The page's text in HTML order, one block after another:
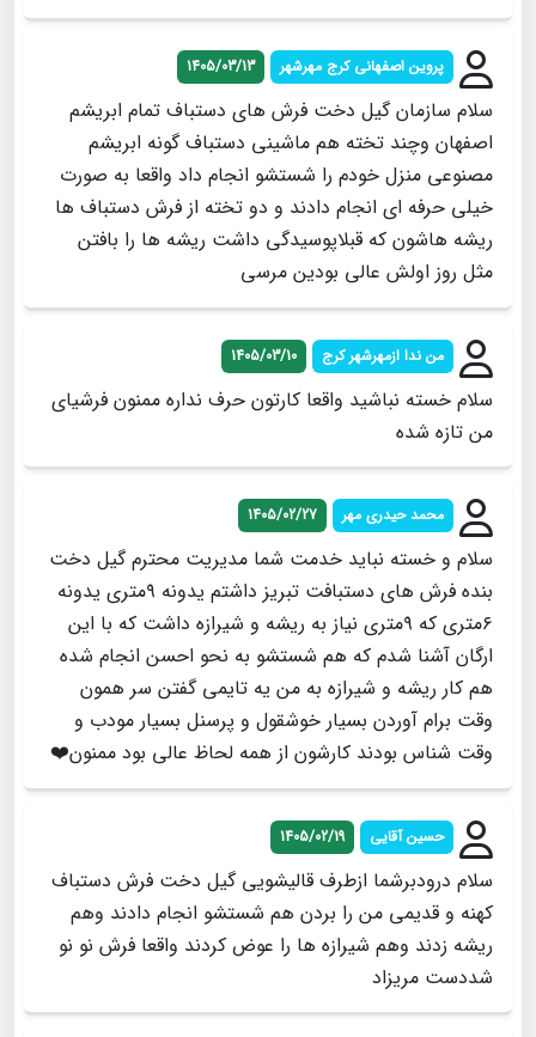
پروین اصفهانی کرج مهرشهر 1405/03/13
سلام سازمان گیل دخت فرش های دستباف تمام ابریشم
اصفهان وچند تخته هم ماشینی دستباف گونه ابریشم
مصنوعی منزل خودم را شستشو انجام داد واقعا به صورت
خیلی حرفه ای انجام دادند و دو تخته از فرش دستباف ها
ریشه هاشون که قبلاپوسیدگی داشت ریشه ها را بافتن
مثل روز اولش عالی بودین مرسی
من ندا ازمهرشهر کرج 1405/03/10
سلام خسته نباشید واقعا کارتون حرف نداره ممنون فرشیای
من تازه شده
محمد حیدری مهر 1405/02/27
سلام و خسته نباید خدمت شما مدیریت محترم گیل دخت
بنده فرش های دستبافت تبریز داشتم یدونه ۹متری یدونه
۶متری که ۹متری نیاز به ریشه و شیرازه داشت که با این
ارگان آشنا شدم که هم شستشو به نحو احسن انجام شده
هم کار ریشه و شیرازه به من یه تایمی گفتن سر همون
وقت برام آوردن بسیار خوشقول و پرسنل بسیار مودب و
وقت شناس بودند کارشون از همه لحاظ عالی بود ممنون❤️
حسین آقایی 1405/02/19
سلام درودبرشما ازطرف قالیشویی گیل دخت فرش دستباف
کهنه و قدیمی من را بردن هم شستشو انجام دادند وهم
ریشه زدند وهم شیرازه ها را عوض کردند واقعا فرش نو نو
شددست مریزاد